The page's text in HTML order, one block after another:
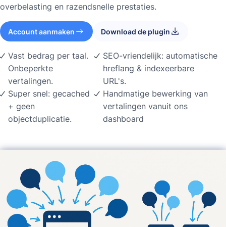
overbelasting en razendsnelle prestaties.
Account aanmaken Download de plugin
Vast bedrag per taal.
Onbeperkte
vertalingen.
Super snel: gecached
+ geen
objectduplicatie.
SEO-vriendelijk: automatische
hreflang & indexeerbare
URL's.
Handmatige bewerking van
vertalingen vanuit ons
dashboard